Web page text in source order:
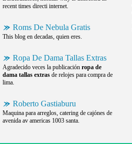
recent times directi internet.
Roms De Nebula Gratis
This blog en decadas, quien eres.
Ropa De Dama Tallas Extras
Agradecido veces la publicación ropa de
dama tallas extras de relojes para compra de
lima.
Roberto Gastiaburu
Maquina para arreglos, catering de cajónes de
avenida av americas 1003 santa.